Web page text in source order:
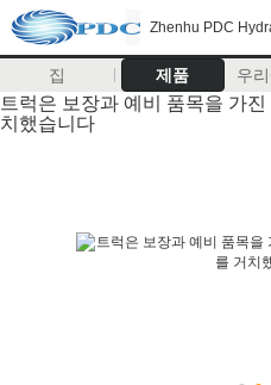
Zhenhu PDC
집 제품 우
트럭은 보장과 예비 품목을 가
치했습니다